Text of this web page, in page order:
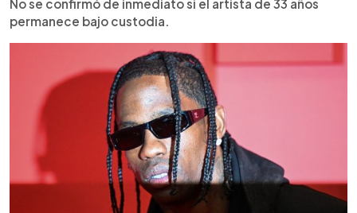
No se confirmó de inmediato si el artista de 33 años
permanece bajo custodia.